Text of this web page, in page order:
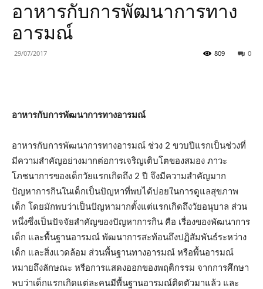
อาหารกับการพัฒนาการทาง
อารมณ์
29/07/2017 0
809
อาหารกับการพัฒนาการทางอารมณ์
อาหารกับการพัฒนาการทางอารมณ์ ช่วง 2 ขวบปีแรกเป็นช่วงที่
มีความสำคัญอย่างมากต่อการเจริญเติบโตของสมอง ภาวะ
โภชนาการของเด็กวัยแรกเกิดถึง 2 ปี จึงมีความสำคัญมาก
ปัญหาการกินในเด็กเป็นปัญหาที่พบได้บ่อยในการดูแลสุขภาพ
เด็ก โดยมักพบว่าเป็นปัญหามากตั้งแต่แรกเกิดถึงวัยอนุบาล ส่วน
หนึ่งซึ่งเป็นปัจจัยสำคัญของปัญหาการกิน คือ เรื่องของพัฒนาการ
เด็ก และพื้นฐานอารมณ์ พัฒนาการสะท้อนถึงปฏิสัมพันธ์ระหว่าง
เด็ก และสิ่งแวดล้อม ส่วนพื้นฐานทางอารมณ์ หรือพื้นอารมณ์
หมายถึงลักษณะ หรือการแสดงออกของพฤติกรรม จากการศึกษา
พบว่าเด็กแรกเกิดแต่ละคนมีพื้นฐานอารมณ์ติดตัวมาแล้ว และ